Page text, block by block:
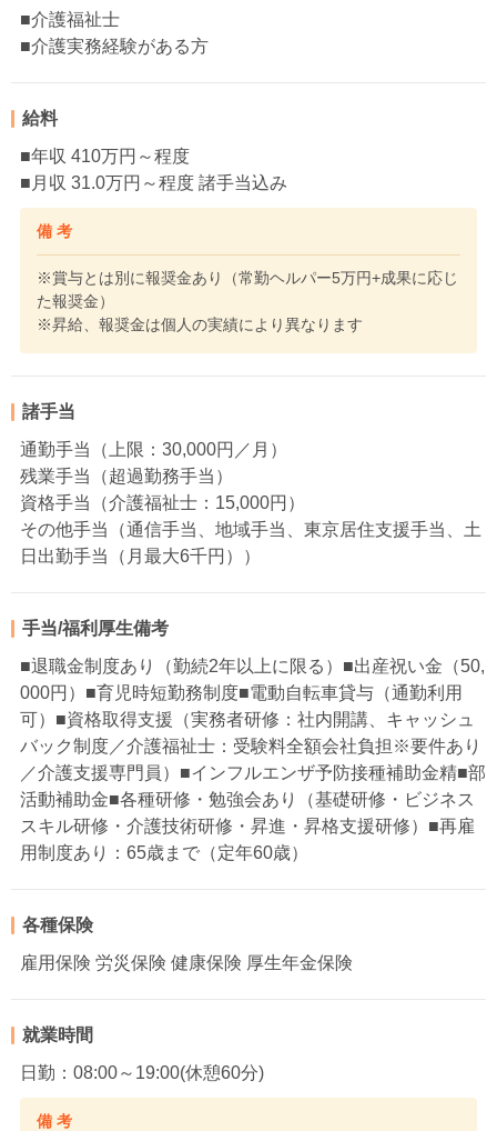
■介護福祉士
■介護実務経験がある方
給料
■年収 410万円～程度
■月収 31.0万円～程度 諸手当込み
備 考
※賞与とは別に報奨金あり（常勤ヘルパー5万円+成果に応じ
た報奨金）
※昇給、報奨金は個人の実績により異なります
諸手当
通勤手当（上限：30,000円／月）
残業手当（超過勤務手当）
資格手当（介護福祉士：15,000円）
その他手当（通信手当、地域手当、東京居住支援手当、土
日出勤手当（月最大6千円））
手当/福利厚生備考
■退職金制度あり（勤続2年以上に限る）■出産祝い金（50,
000円）■育児時短勤務制度■電動自転車貸与（通勤利用
可）■資格取得支援（実務者研修：社内開講、キャッシュ
バック制度／介護福祉士：受験料全額会社負担※要件あり
／介護支援専門員）■インフルエンザ予防接種補助金精■部
活動補助金■各種研修・勉強会あり（基礎研修・ビジネス
スキル研修・介護技術研修・昇進・昇格支援研修）■再雇
用制度あり：65歳まで（定年60歳）
各種保険
雇用保険 労災保険 健康保険 厚生年金保険
就業時間
日勤：08:00～19:00(休憩60分)
備 考